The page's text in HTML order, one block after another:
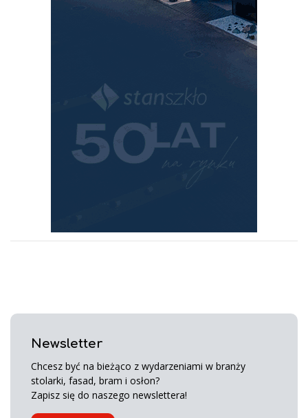
Newsletter
Chcesz być na bieżąco z wydarzeniami w branży
stolarki, fasad, bram i osłon?
Zapisz się do naszego newslettera!